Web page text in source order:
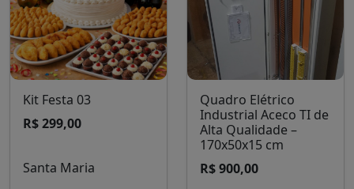
Kit Festa 03
R$ 299,00
Santa Maria
Quadro Elétrico
Industrial Aceco TI de
Alta Qualidade –
170x50x15 cm
R$ 900,00